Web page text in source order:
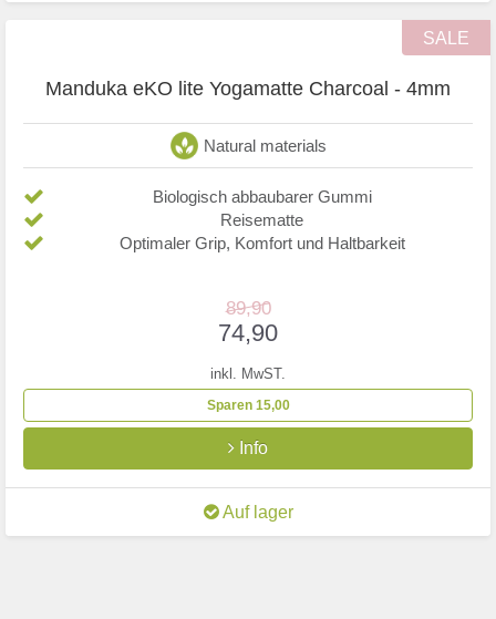
SALE
Manduka eKO lite Yogamatte Charcoal - 4mm
Natural materials
Biologisch abbaubarer Gummi
Reisematte
Optimaler Grip, Komfort und Haltbarkeit
89,90
74,90
inkl. MwST.
Sparen 15,00
Info
Auf lager